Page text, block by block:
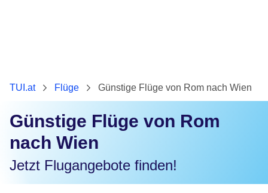
TUI.at Flüge Günstige Flüge von Rom nach Wien
Günstige Flüge von Rom
nach Wien
Jetzt Flugangebote finden!